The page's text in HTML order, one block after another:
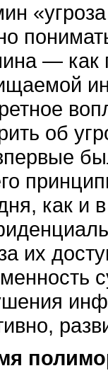
— как
об
как и
их